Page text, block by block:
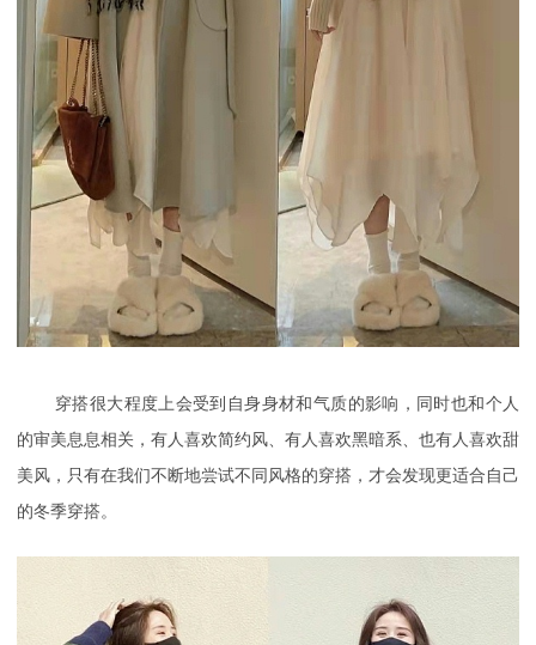
穿搭很大程度上会受到自身身材和气质的影响，同时也和个人
的审美息息相关，有人喜欢简约风、有人喜欢黑暗系、也有人喜欢甜
美风，只有在我们不断地尝试不同风格的穿搭，才会发现更适合自己
的冬季穿搭。